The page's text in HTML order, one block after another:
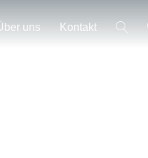
uns Kontakt